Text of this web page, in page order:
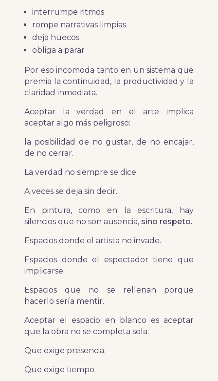
interrumpe ritmos
rompe narrativas limpias
deja huecos
obliga a parar
Por eso incomoda tanto en un sistema que
premia la continuidad, la productividad y la
claridad inmediata.
Aceptar la verdad en el arte implica
aceptar algo más peligroso:
la posibilidad de no gustar, de no encajar,
de no cerrar.
La verdad no siempre se dice.
A veces se deja sin decir.
En pintura, como en la escritura, hay
silencios que no son ausencia, sino respeto.
Espacios donde el artista no invade.
Espacios donde el espectador tiene que
implicarse.
Espacios que no se rellenan porque
hacerlo sería mentir.
Aceptar el espacio en blanco es aceptar
que la obra no se completa sola.
Que exige presencia.
Que exige tiempo.